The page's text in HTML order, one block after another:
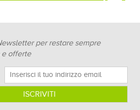
per restare sempre
e offerte